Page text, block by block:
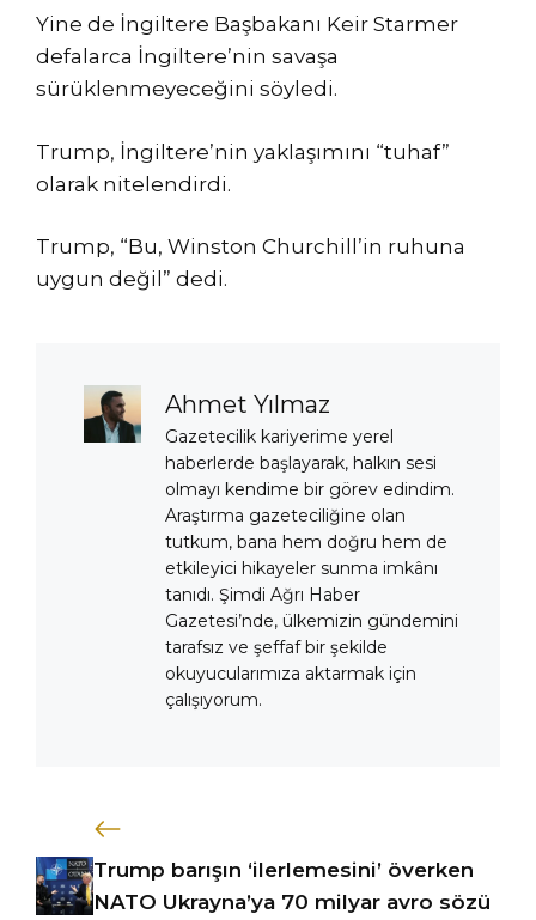
Yine de İngiltere Başbakanı Keir Starmer
defalarca İngiltere’nin savaşa
sürüklenmeyeceğini söyledi.
Trump, İngiltere’nin yaklaşımını “tuhaf”
olarak nitelendirdi.
Trump, “Bu, Winston Churchill’in ruhuna
uygun değil” dedi.
Ahmet Yılmaz
Gazetecilik kariyerime yerel
haberlerde başlayarak, halkın sesi
olmayı kendime bir görev edindim.
Araştırma gazeteciliğine olan
tutkum, bana hem doğru hem de
etkileyici hikayeler sunma imkânı
tanıdı. Şimdi Ağrı Haber
Gazetesi’nde, ülkemizin gündemini
tarafsız ve şeffaf bir şekilde
okuyucularımıza aktarmak için
çalışıyorum.
Trump barışın ‘ilerlemesini’ överken
NATO Ukrayna’ya 70 milyar avro sözü